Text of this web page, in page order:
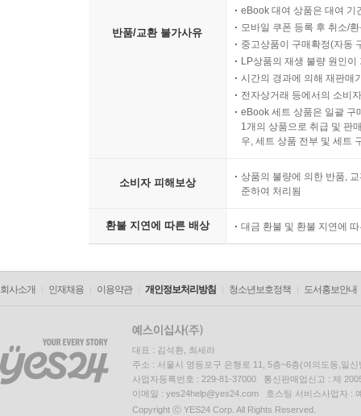
반품/교환 불가사유
eBook 대여 상품은 대여 기
모바일 쿠폰 등록 후 취소/
중고상품이 구매확정(자동
LP상품의 재생 불량 원인
시간의 경과에 의해 재판매
전자상거래 등에서의 소비
eBook 세트 상품은 일괄 구
1개의 상품으로 취급 및 판
우, 세트 상품 전부 및 세트
소비자 피해보상
상품의 불량에 의한 반품,
준하여 처리됨
환불 지연에 따른 배상 대금 환불 및 환불 지연에
회사소개 인재채용 이용약관 개인정보처리방침 청소년보호정책 도서홍보안내
대표 : 김석환, 최세라
주소 : 서울시 영등포구 은행로 11, 5층~6층(여의도동,일신
사업자등록번호 : 229-81-37000 통신판매업신고 : 제
이메일 : yes24help@yes24.com 호스팅 서비스사업자 :
Copyright ⓒ YES24 Corp. All Rights Reserved.